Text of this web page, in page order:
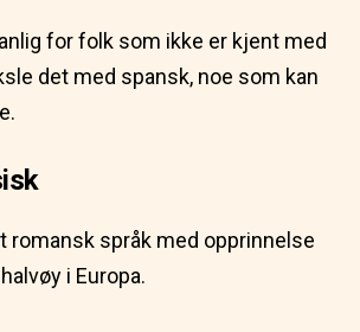
for folk som ikke er kjent med
det med spansk, noe som kan
romansk språk med opprinnelse
i Europa.